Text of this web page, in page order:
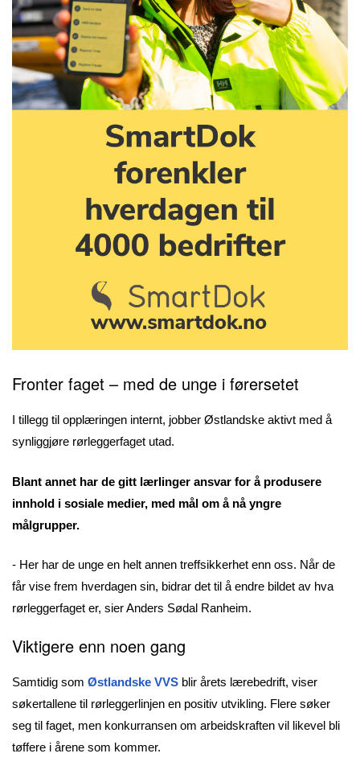
Fronter faget – med de unge i førersetet
I tillegg til opplæringen internt, jobber Østlandske aktivt med å
synliggjøre rørleggerfaget utad.
Blant annet har de gitt lærlinger ansvar for å produsere
innhold i sosiale medier, med mål om å nå yngre
målgrupper.
- Her har de unge en helt annen treffsikkerhet enn oss. Når de
får vise frem hverdagen sin, bidrar det til å endre bildet av hva
rørleggerfaget er, sier Anders Sødal Ranheim.
Viktigere enn noen gang
Samtidig som Østlandske VVS blir årets lærebedrift, viser
søkertallene til rørleggerlinjen en positiv utvikling. Flere søker
seg til faget, men konkurransen om arbeidskraften vil likevel bli
tøffere i årene som kommer.